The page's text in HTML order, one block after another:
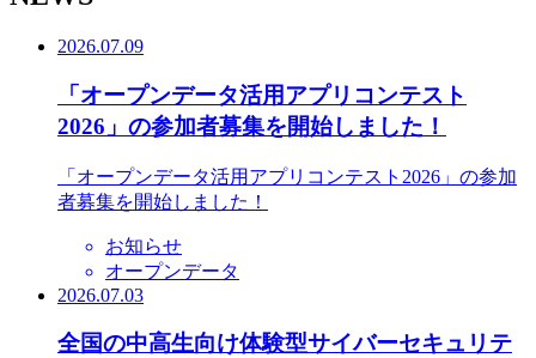
2026.07.09
「オープンデータ活用アプリコンテスト
2026」の参加者募集を開始しました！
「オープンデータ活用アプリコンテスト2026」の参加
者募集を開始しました！
お知らせ
オープンデータ
2026.07.03
全国の中高生向け体験型サイバーセキュリテ